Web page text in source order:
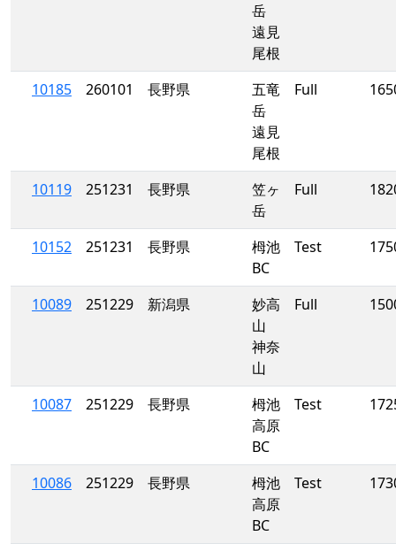
岳
遠見
尾根
10185 260101 長野県
五竜
岳
遠見
尾根
Full
10119 251231 長野県
笠ヶ
岳
Full
10152 251231 長野県
栂池
BC
Test
10089 251229 新潟県
妙高
山
神奈
山
Full
10087 251229 長野県
栂池
高原
BC
Test
10086 251229 長野県
栂池
高原
BC
Test